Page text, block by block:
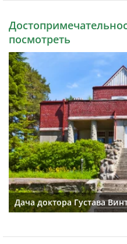
посмотреть
Дача доктора Густава